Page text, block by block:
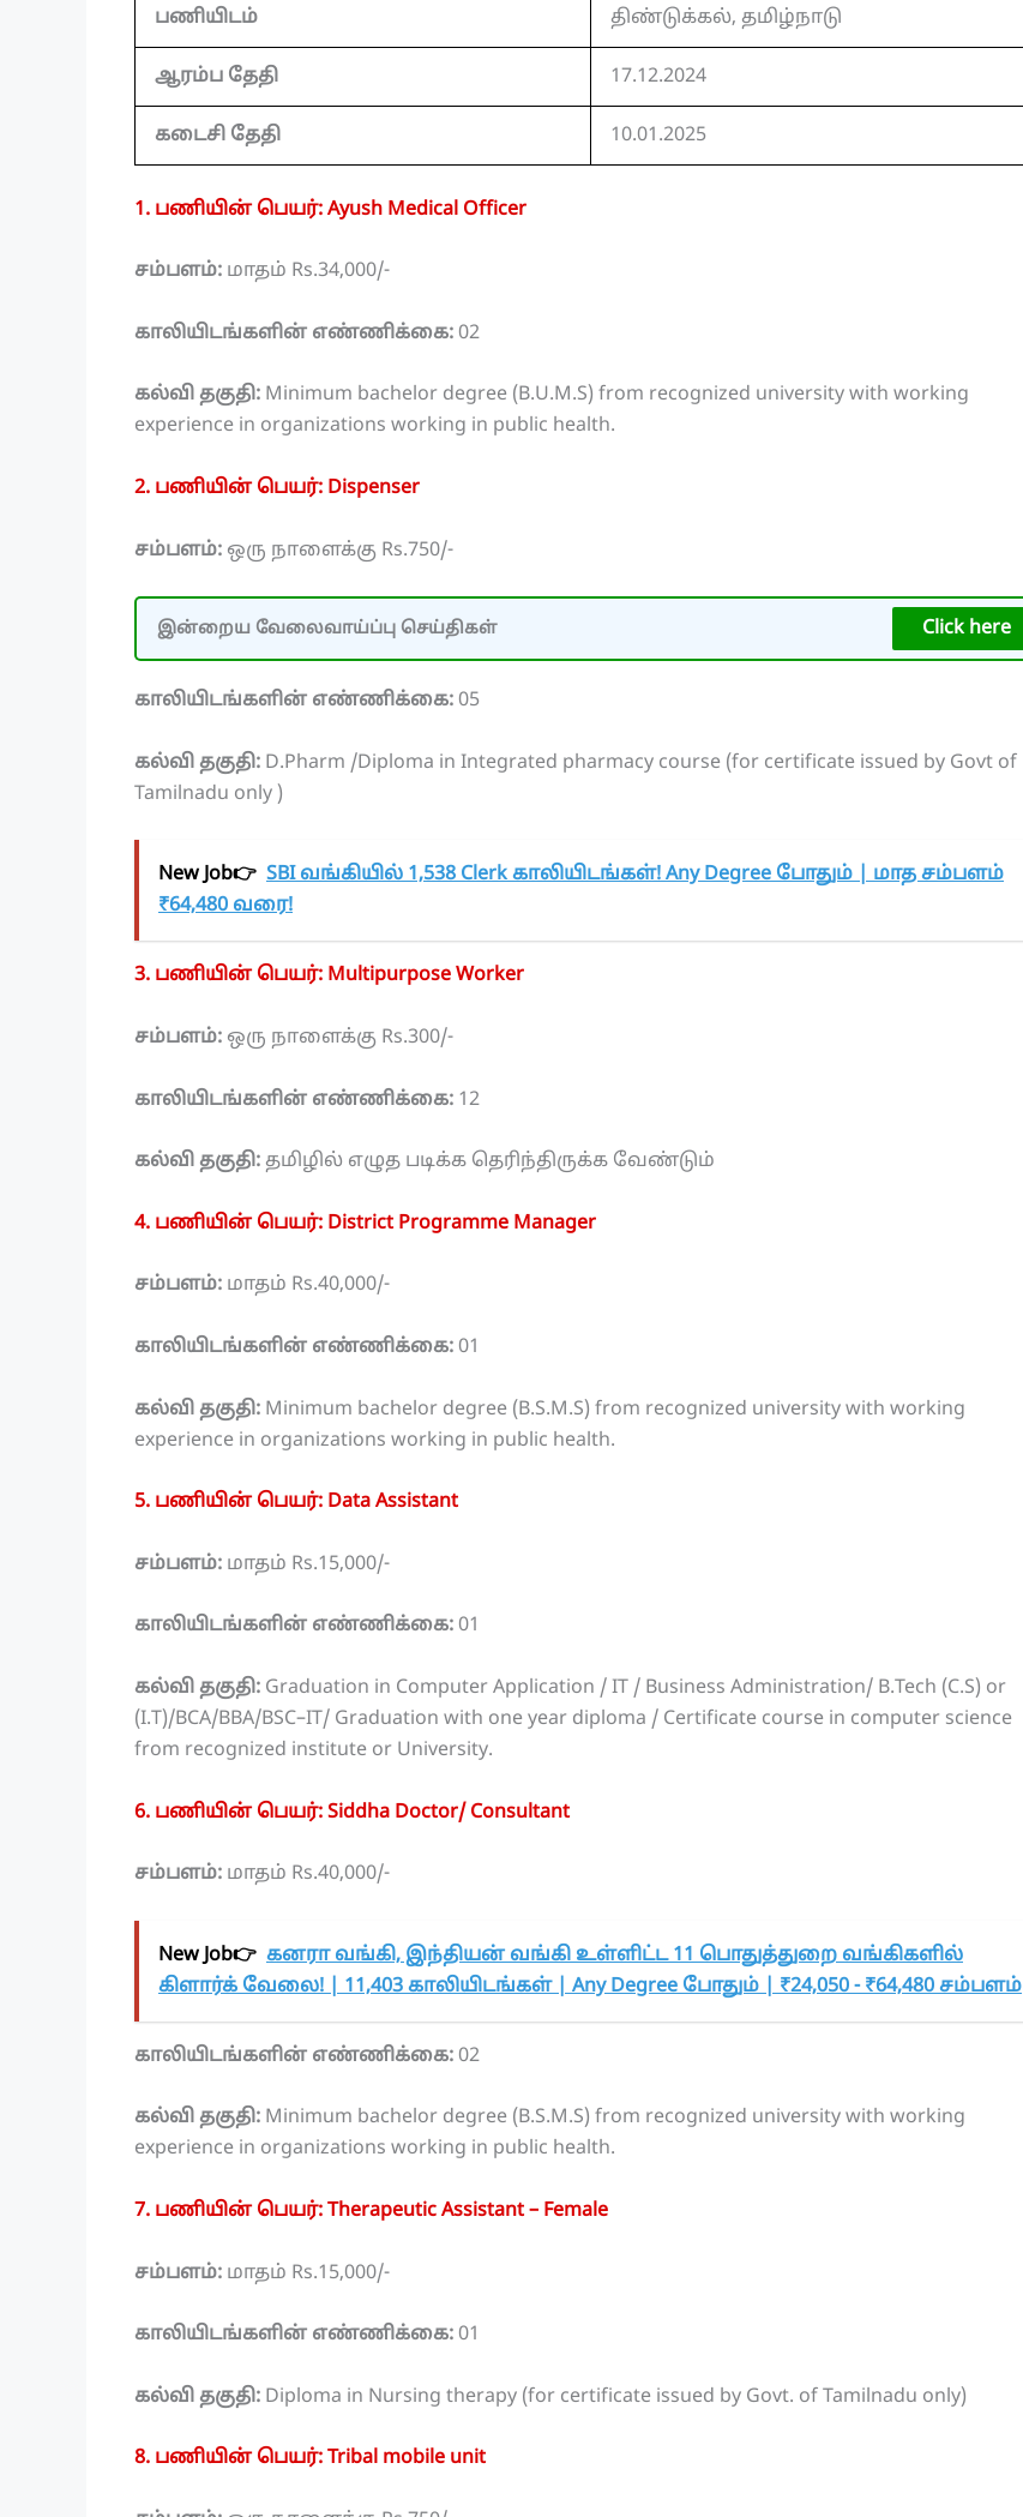
பணியிடம் திண்டுக்கல், தமிழ்நாடு
ஆரம்ப தேதி 17.12.2024
கடைசி தேதி 10.01.2025
1. பணியின் பெயர்: Ayush Medical Officer
சம்பளம்: மாதம் Rs.34,000/-
காலியிடங்களின் எண்ணிக்கை: 02
கல்வி தகுதி: Minimum bachelor degree (B.U.M.S) from recognized university with working
experience in organizations working in public health.
2. பணியின் பெயர்: Dispenser
சம்பளம்: ஒரு நாளைக்கு Rs.750/-
இன்றைய வேலைவாய்ப்பு செய்திகள் Click here
காலியிடங்களின் எண்ணிக்கை: 05
கல்வி தகுதி: D.Pharm /Diploma in Integrated pharmacy course (for certificate issued by Govt of
Tamilnadu only )
New Job👉 SBI வங்கியில் 1,538 Clerk காலியிடங்கள்! Any Degree போதும் | மாத சம்பளம்
₹64,480 வரை!
3. பணியின் பெயர்: Multipurpose Worker
சம்பளம்: ஒரு நாளைக்கு Rs.300/-
காலியிடங்களின் எண்ணிக்கை: 12
கல்வி தகுதி: தமிழில் எழுத படிக்க தெரிந்திருக்க வேண்டும்
4. பணியின் பெயர்: District Programme Manager
சம்பளம்: மாதம் Rs.40,000/-
காலியிடங்களின் எண்ணிக்கை: 01
கல்வி தகுதி: Minimum bachelor degree (B.S.M.S) from recognized university with working
experience in organizations working in public health.
5. பணியின் பெயர்: Data Assistant
சம்பளம்: மாதம் Rs.15,000/-
காலியிடங்களின் எண்ணிக்கை: 01
கல்வி தகுதி: Graduation in Computer Application / IT / Business Administration/ B.Tech (C.S) or
(I.T)/BCA/BBA/BSC–IT/ Graduation with one year diploma / Certificate course in computer science
from recognized institute or University.
6. பணியின் பெயர்: Siddha Doctor/ Consultant
சம்பளம்: மாதம் Rs.40,000/-
New Job👉 கனரா வங்கி, இந்தியன் வங்கி உள்ளிட்ட 11 பொதுத்துறை வங்கிகளில்
கிளார்க் வேலை! | 11,403 காலியிடங்கள் | Any Degree போதும் | ₹24,050 - ₹64,480 சம்பளம்
காலியிடங்களின் எண்ணிக்கை: 02
கல்வி தகுதி: Minimum bachelor degree (B.S.M.S) from recognized university with working
experience in organizations working in public health.
7. பணியின் பெயர்: Therapeutic Assistant – Female
சம்பளம்: மாதம் Rs.15,000/-
காலியிடங்களின் எண்ணிக்கை: 01
கல்வி தகுதி: Diploma in Nursing therapy (for certificate issued by Govt. of Tamilnadu only)
8. பணியின் பெயர்: Tribal mobile unit